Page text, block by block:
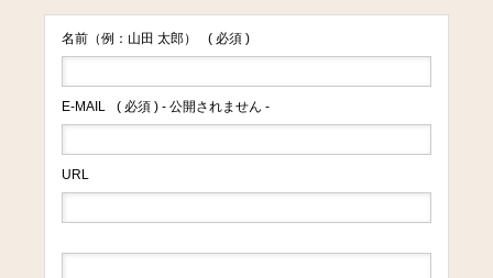
名前（例：山田 太郎） ( 必須 )
E-MAIL ( 必須 ) - 公開されません -
URL